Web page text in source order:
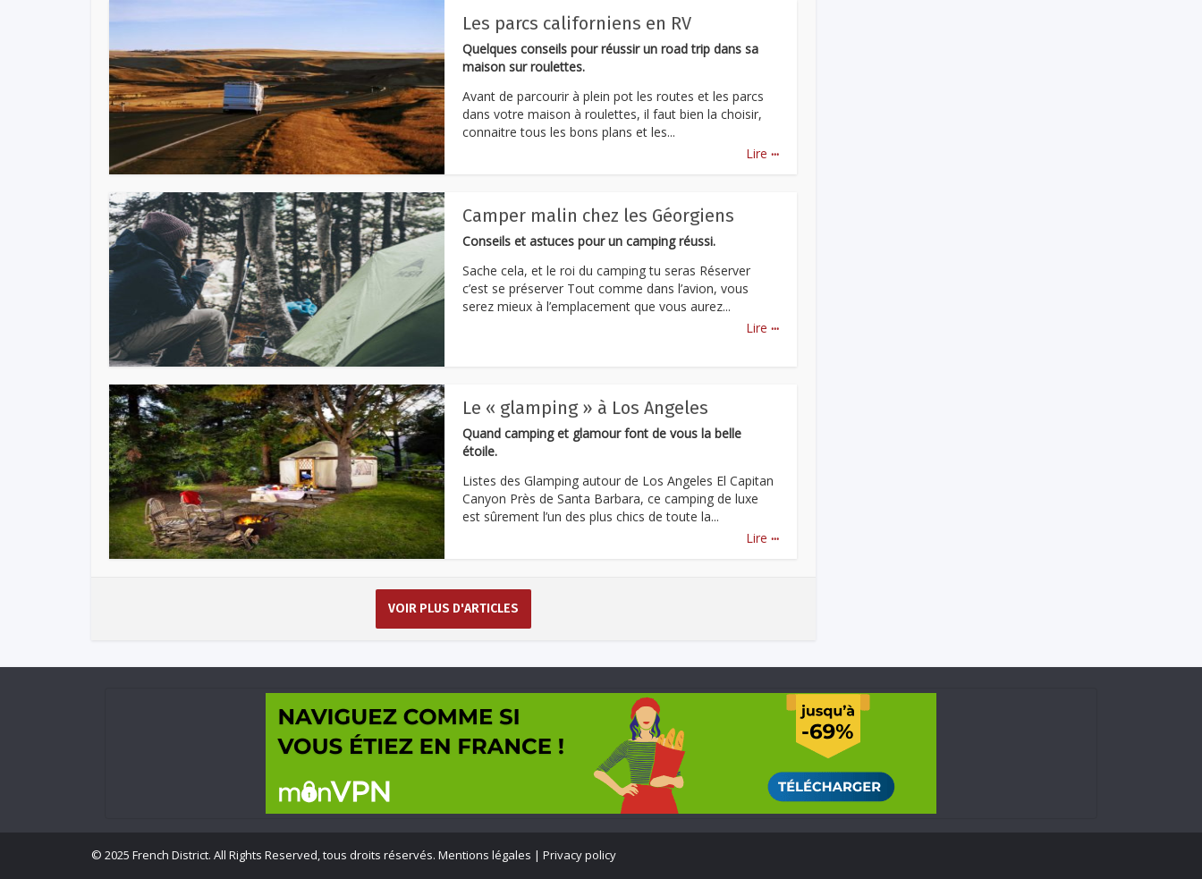
Les parcs californiens en RV
Quelques conseils pour réussir un road trip dans sa
maison sur roulettes.
Avant de parcourir à plein pot les routes et les parcs
dans votre maison à roulettes, il faut bien la choisir,
connaitre tous les bons plans et les...
Lire ...
Camper malin chez les Géorgiens
Conseils et astuces pour un camping réussi.
Sache cela, et le roi du camping tu seras Réserver
c’est se préserver Tout comme dans l’avion, vous
serez mieux à l’emplacement que vous aurez...
Lire ...
Le « glamping » à Los Angeles
Quand camping et glamour font de vous la belle
étoile.
Listes des Glamping autour de Los Angeles El Capitan
Canyon Près de Santa Barbara, ce camping de luxe
est sûrement l’un des plus chics de toute la...
Lire ...
VOIR PLUS D'ARTICLES
© 2025 French District. All Rights Reserved, tous droits réservés. Mentions légales | Privacy policy